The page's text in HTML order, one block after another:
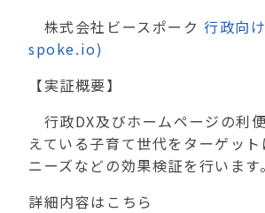
株式会社ビースポーク行政向
spoke.io)
【実証概要】
行政DX及びホームページの利
えている子育て世代をターゲッ
ニーズなどの効果検証を行います。
詳細内容はこちら